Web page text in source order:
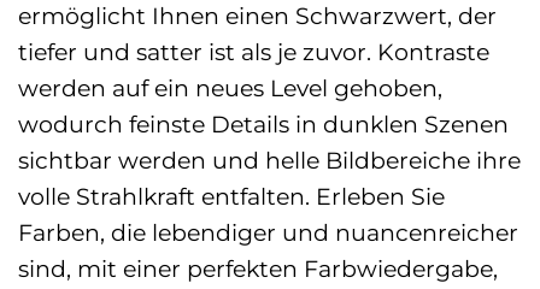
ermöglicht Ihnen einen Schwarzwert, der
tiefer und satter ist als je zuvor. Kontraste
werden auf ein neues Level gehoben,
wodurch feinste Details in dunklen Szenen
sichtbar werden und helle Bildbereiche ihre
volle Strahlkraft entfalten. Erleben Sie
Farben, die lebendiger und nuancenreicher
sind, mit einer perfekten Farbwiedergabe,